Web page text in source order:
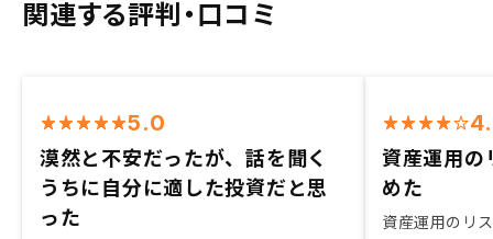
関連する評判・口コミ
5.0
漠然と不安だったが、話を聞く
うちに自分に適した投資だと思
った
資産運用の
めた
資産運用のリ